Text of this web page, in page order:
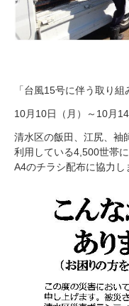
「台風15号に伴う取り組
10月10日（月）～10月
清水区の飯田、江尻、袖
利用している4,500世帯
A4のチラシ配布に協力し